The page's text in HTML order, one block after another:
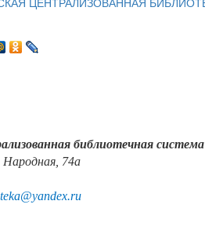
библиотечная система
Народная, 74а
@yandex.ru